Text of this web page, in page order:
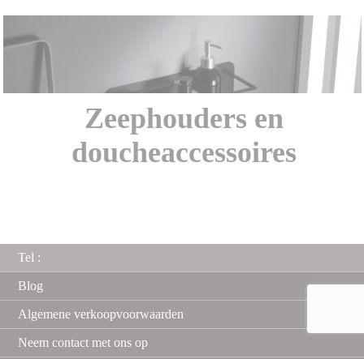
Zeephouders en
doucheaccessoires
Tel :
Blog
Algemene verkoopvoorwaarden
Neem contact met ons op